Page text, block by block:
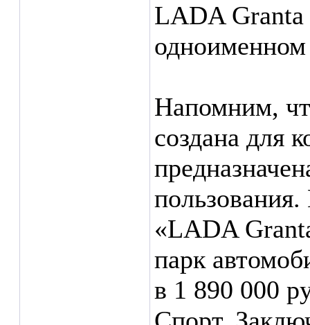
LADA Granta
Напомним,
создана для
«LADA
парк
в 1 890 000